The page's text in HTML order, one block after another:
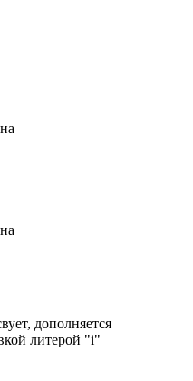
дополняется
литерой "i"